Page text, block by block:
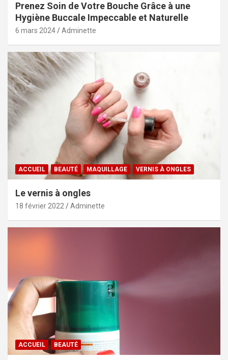
Prenez Soin de Votre Bouche Grâce à une
Hygiène Buccale Impeccable et Naturelle
6 mars 2024 Adminette
ACCUEIL BEAUTÉ MAQUILLAGE VERNIS À ONGLES
Le vernis à ongles
18 février 2022 Adminette
ACCUEIL BEAUTÉ